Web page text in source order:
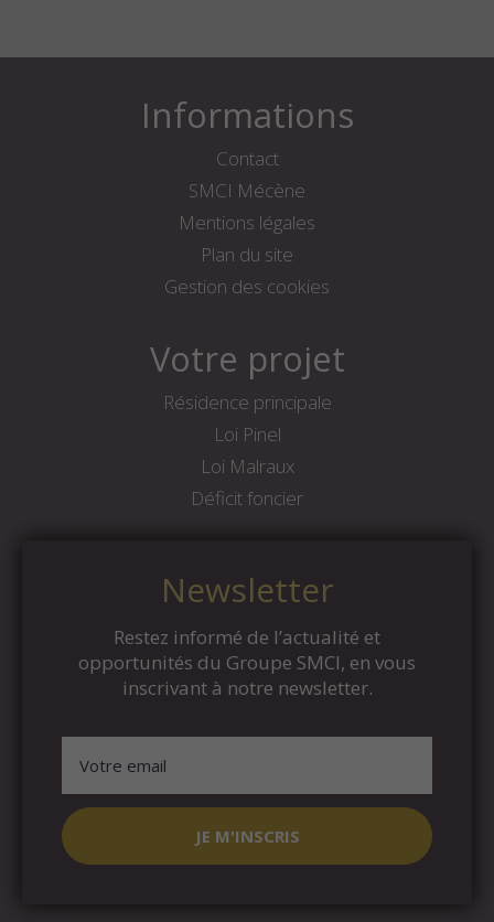
Informations
Contact
SMCI Mécène
Mentions légales
Plan du site
Gestion des cookies
Votre projet
Résidence principale
Loi Pinel
Loi Malraux
Déficit foncier
Newsletter
Restez informé de l’actualité et
opportunités du Groupe SMCI, en vous
inscrivant à notre newsletter.